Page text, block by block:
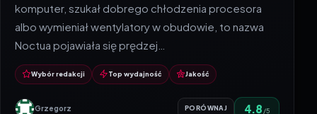
komputer, szukał dobrego chłodzenia procesora
albo wymieniał wentylatory w obudowie, to nazwa
Noctua pojawiała się prędzej…
Wybór redakcji Top wydajność Jakość
Grzegorz PORÓWNAJ 4.8 /5